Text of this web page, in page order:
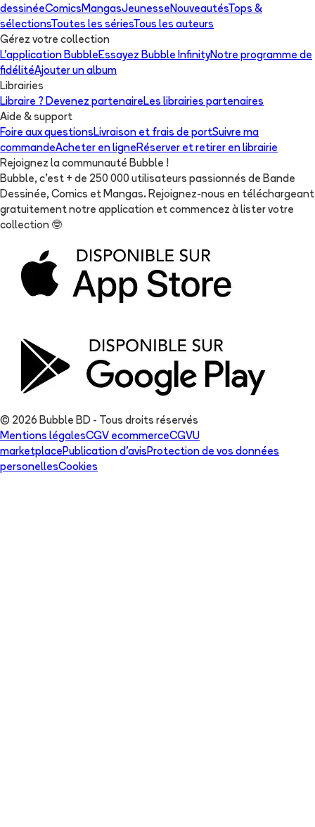
dessinéeComics MangasJeunesse NouveautésTops &
sélectionsToutes les sériesTous les auteurs
Gérez votre collection
L'application Bubble Essayez Bubble InfinityNotre programme de
fidélitéAjouter un album
Librairies
Libraire ? Devenez partenaire Les librairies partenaires
Aide & support
Foire aux questions Livraison et frais de portSuivre ma
commandeAcheter en ligne Réserver et retirer en librairie
Rejoignez la communauté Bubble !
Bubble, c'est + de 250 000 utilisateurs passionnés de Bande
Dessinée, Comics et Mangas. Rejoignez-nous en téléchargeant
gratuitement notre application et commencez à lister votre
collection 🤓
© 2026 Bubble BD - Tous droits réservés
Mentions légalesCGV ecommerceCGVU
marketplace Publication d'avis Protection de vos données
personellesCookies